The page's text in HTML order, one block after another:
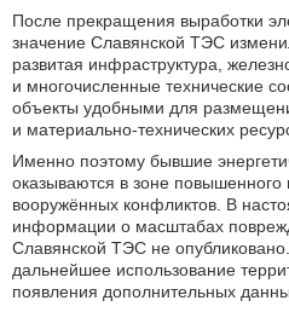
После прекращения выработки
значение Славянской ТЭС
развитая инфраструктура,
и многочисленные технические
объекты удобными для
и материально-технических
Именно поэтому бывшие
оказываются в зоне
вооружённых конфликтов. В
информации о масштабах
Славянской ТЭС не
дальнейшее использование
появления дополнительных